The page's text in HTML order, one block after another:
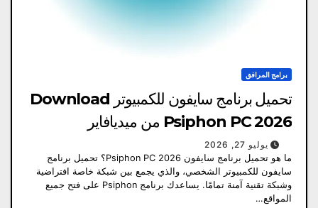
برامج المرافق
تحميل برنامج سايفون للكمبيوتر Download
Psiphon PC 2026 من ميديافاير
يوليو 27, 2026
ما هو تحميل برنامج سايفون Psiphon PC 2026؟ تحميل برنامج
سايفون للكمبيوتر الشخصي، والذي يجمع بين شبكة خاصة افتراضية
وشبكة تقنية آمنة تمامًا. يساعدك برنامج Psiphon على فتح جميع
المواقع…